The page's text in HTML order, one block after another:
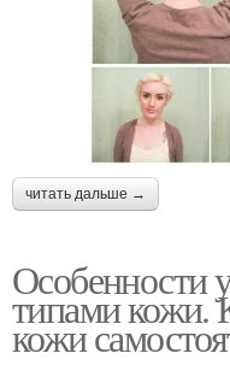
читать дальше →
Особенности
типами кожи.
кожи